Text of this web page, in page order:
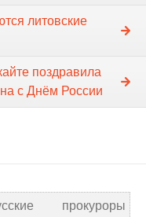
литовские
поздравила
с Днём России
прокуроры